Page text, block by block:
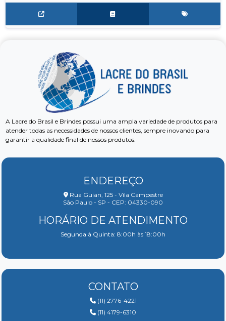
A Lacre do Brasil e Brindes possui uma ampla variedade de produtos para
atender todas as necessidades de nossos clientes, sempre inovando para
garantir a qualidade final de nossos produtos.
ENDEREÇO
Rua Guian, 125 - Vila Campestre
São Paulo - SP - CEP: 04330-090
HORÁRIO DE ATENDIMENTO
Segunda à Quinta: 8:00h às 18:00h
CONTATO
(11) 2776-4221
(11) 4179-6310